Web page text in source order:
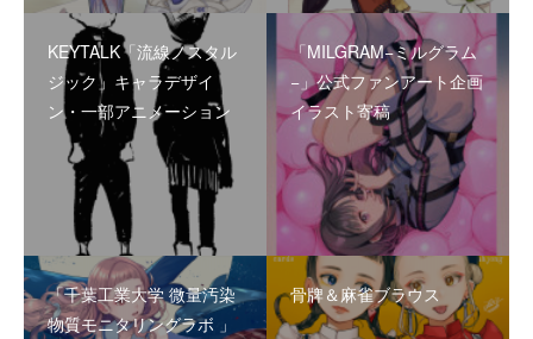
KEYTALK「流線ノスタル
ジック」キャラデザイ
ン・一部アニメーション
「MILGRAM−ミルグラム
−」公式ファンアート企画
イラスト寄稿
「千葉工業大学 微量汚染
物質モニタリングラボ 」
骨牌＆麻雀ブラウス